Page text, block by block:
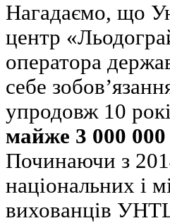
Нагадаємо, що
центр
оператора
себе
упродовж 10
майже 3 000
Починаючи з
національних і
вихованців